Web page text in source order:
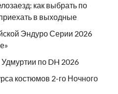
как выбрать по
в выходные
Эндуро Серии 2026
по DH 2026
костюмов 2-го Ночного